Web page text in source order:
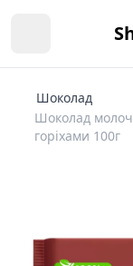
Шоколад
Шоколад
горіхами 100г